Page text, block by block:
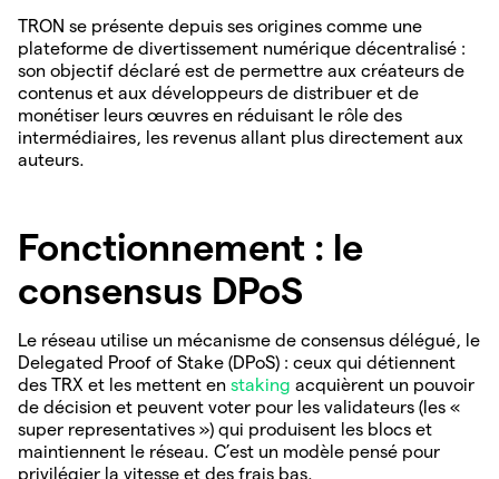
TRON se présente depuis ses origines comme une
plateforme de divertissement numérique décentralisé :
son objectif déclaré est de permettre aux créateurs de
contenus et aux développeurs de distribuer et de
monétiser leurs œuvres en réduisant le rôle des
intermédiaires, les revenus allant plus directement aux
auteurs.
Fonctionnement : le
consensus DPoS
Le réseau utilise un mécanisme de consensus délégué, le
Delegated Proof of Stake (DPoS) : ceux qui détiennent
des TRX et les mettent en staking acquièrent un pouvoir
de décision et peuvent voter pour les validateurs (les «
super representatives ») qui produisent les blocs et
maintiennent le réseau. C’est un modèle pensé pour
privilégier la vitesse et des frais bas.